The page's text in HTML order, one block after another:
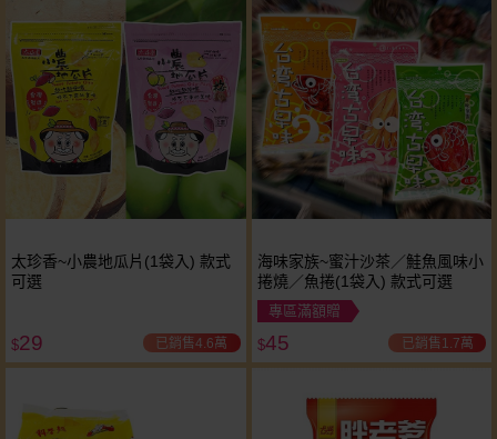
太珍香~小農地瓜片(1袋入) 款式
可選
$29 已銷售4.6萬
海味家族~蜜汁沙茶／鮭魚風味小
捲燒／魚捲(1袋入) 款式可選
專區滿額贈
$45 已銷售1.7萬